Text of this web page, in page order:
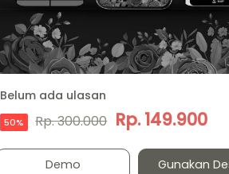
Belum ada ulasan
50% Rp. 300.000 Rp. 149.900
Demo Gunakan